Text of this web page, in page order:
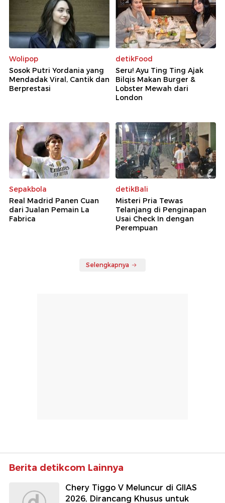
Wolipop
Sosok Putri Yordania yang
Mendadak Viral, Cantik dan
Berprestasi
detikFood
Seru! Ayu Ting Ting Ajak
Bilqis Makan Burger &
Lobster Mewah dari
London
Sepakbola
Real Madrid Panen Cuan
dari Jualan Pemain La
Fabrica
detikBali
Misteri Pria Tewas
Telanjang di Penginapan
Usai Check In dengan
Perempuan
Selengkapnya
Berita detikcom Lainnya
Chery Tiggo V Meluncur di GIIAS
2026, Dirancang Khusus untuk